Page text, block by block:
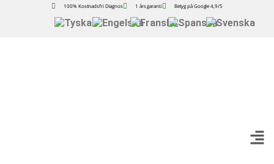
100% Kostnadsfri Diagnos 1 års garanti Betyg på Google 4,9/5